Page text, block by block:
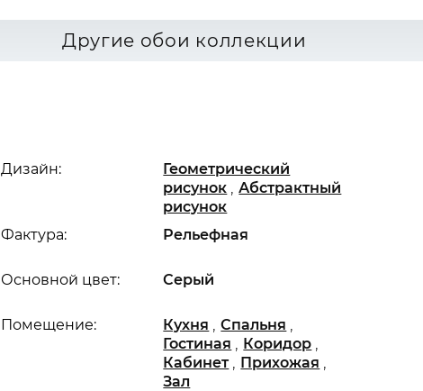
Другие обои коллекции
Основной цвет: Серый
Дизайн:
Геометрический
рисунок ,Абстрактный
рисунок
Помещение: Кухня ,Спальня ,
Гостиная , Коридор ,
Кабинет , Прихожая ,
Зал
Фактура: Рельефная